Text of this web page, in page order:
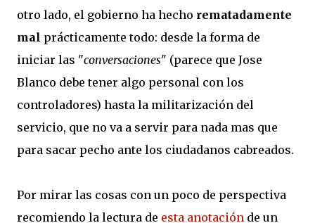
otro lado, el gobierno ha hecho rematadamente
mal prácticamente todo: desde la forma de
iniciar las "conversaciones" (parece que Jose
Blanco debe tener algo personal con los
controladores) hasta la militarización del
servicio, que no va a servir para nada mas que
para sacar pecho ante los ciudadanos cabreados.
Por mirar las cosas con un poco de perspectiva
recomiendo la lectura de esta anotación de un